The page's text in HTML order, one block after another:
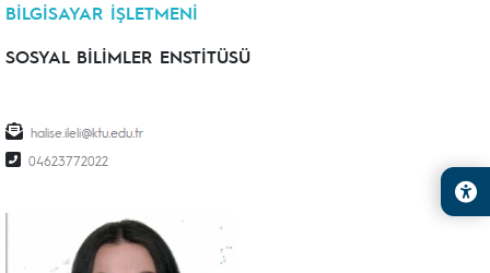
BİLGİSAYAR İŞLETMENİ
SOSYAL BİLİMLER ENSTİTÜSÜ
halise.ileli
04623772022